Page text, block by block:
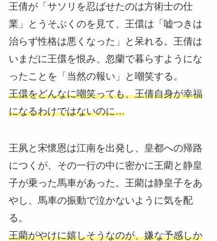
王倩が「サソリを忍ばせたのは方術士の仕
業」とうそぶくのを見て、王儇は「嘘つきは
治らず性格は悪くなった」と呆れる。王倩は
いまだに王儇を恨み、忽蘭で暮らすようにな
ったことを「当然の報い」と嘲笑する。
王儇をどんなに嘲笑っても、王倩自身が幸福
になるわけではないのに…
王夙と宋懷恩は江南を出発し、皇都への帰路
につくが、その一行の中に密かに王藺と静皇
子が乗った馬車があった。王藺は静皇子をあ
やし、馬車の振動で泣かないように気を配
る。
王藺がやけに嬉しそうなのが、嫌な予感しか